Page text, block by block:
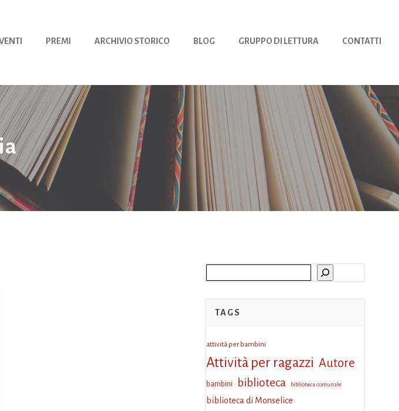
PREMI ARCHIVIO STORICO BLOG GRUPPO DI LETTURA CONTATTI
TAGS
attività per bambini
Attività per ragazzi Autore
bambini biblioteca biblioteca comunale
biblioteca di Monselice